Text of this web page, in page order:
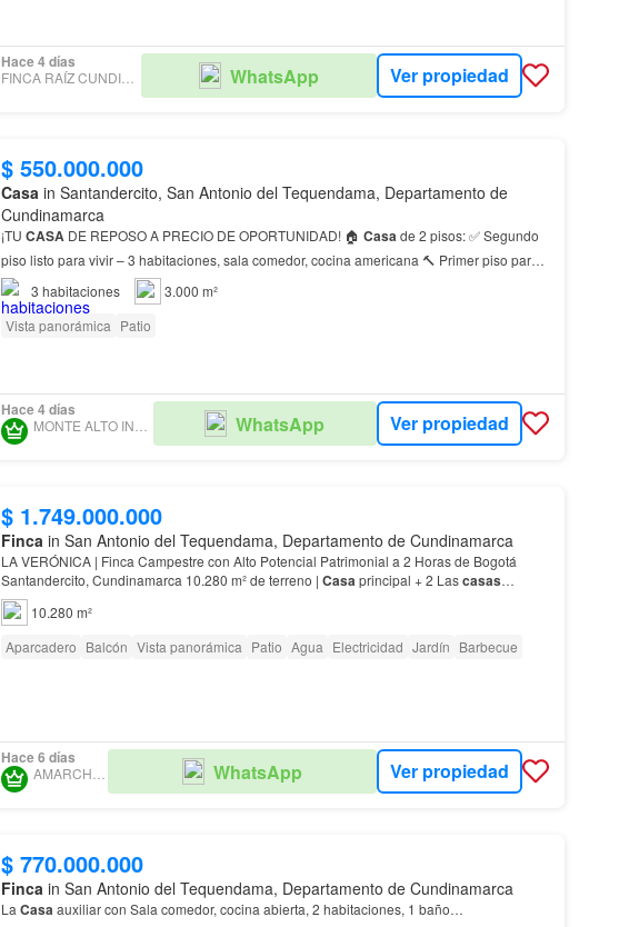
Hace 4 días
FINCA RAÍZ CUNDINAMARCA WhatsApp Ver propiedad
$ 550.000.000
Casa in Santandercito, San Antonio del Tequendama, Departamento de
Cundinamarca
¡TU CASA DE REPOSO A PRECIO DE OPORTUNIDAD! 🏠 Casade 2 pisos: ✅ Segundo
piso listo para vivir – 3 habitaciones, sala comedor, cocina americana 🔨 Primer piso para
remodelar a tu gusto 🚗 Ingreso…
3 habitaciones
3.000 m²
Vista panorámica Patio
Hace 4 días
WhatsApp Ver propiedad
$ 1.749.000.000
Finca in San Antonio del Tequendama, Departamento de Cundinamarca
LA VERÓNICA | Finca Campestre con Alto Potencial Patrimonial a 2 Horas de Bogotá
Santandercito, Cundinamarca 10.280 m² de terreno | Casaprincipal + 2 Lascasas
10.280 m²
Aparcadero Balcón Vista panorámica Patio Agua Electricidad Jardín Barbecue
Hace 6 días
WhatsApp Ver propiedad
$ 770.000.000
Finca in San Antonio del Tequendama, Departamento de Cundinamarca
La Casaauxiliar con Sala comedor, cocina abierta, 2 habitaciones, 1 baño…